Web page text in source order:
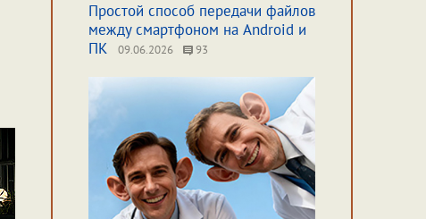
Простой способ передачи файлов
между смартфоном на Android и
ПК
09.06.2026 93